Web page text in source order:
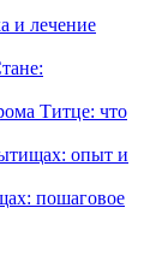
и лечение
Титце: что
опыт и
пошаговое